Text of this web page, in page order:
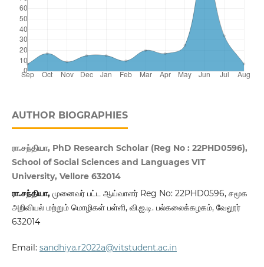
AUTHOR BIOGRAPHIES
ரா.சந்தியா, PhD Research Scholar (Reg No : 22PHD0596),
School of Social Sciences and Languages VIT
University, Vellore 632014
ரா.சந்தியா, முனைவர் பட்ட ஆய்வாளர் Reg No: 22PHD0596, சமூக
அறிவியல் மற்றும் மொழிகள் பள்ளி, வி.ஐ.டி. பல்கலைக்கழகம், வேலூர்
632014
Email: sandhiya.r2022a@vitstudent.ac.in